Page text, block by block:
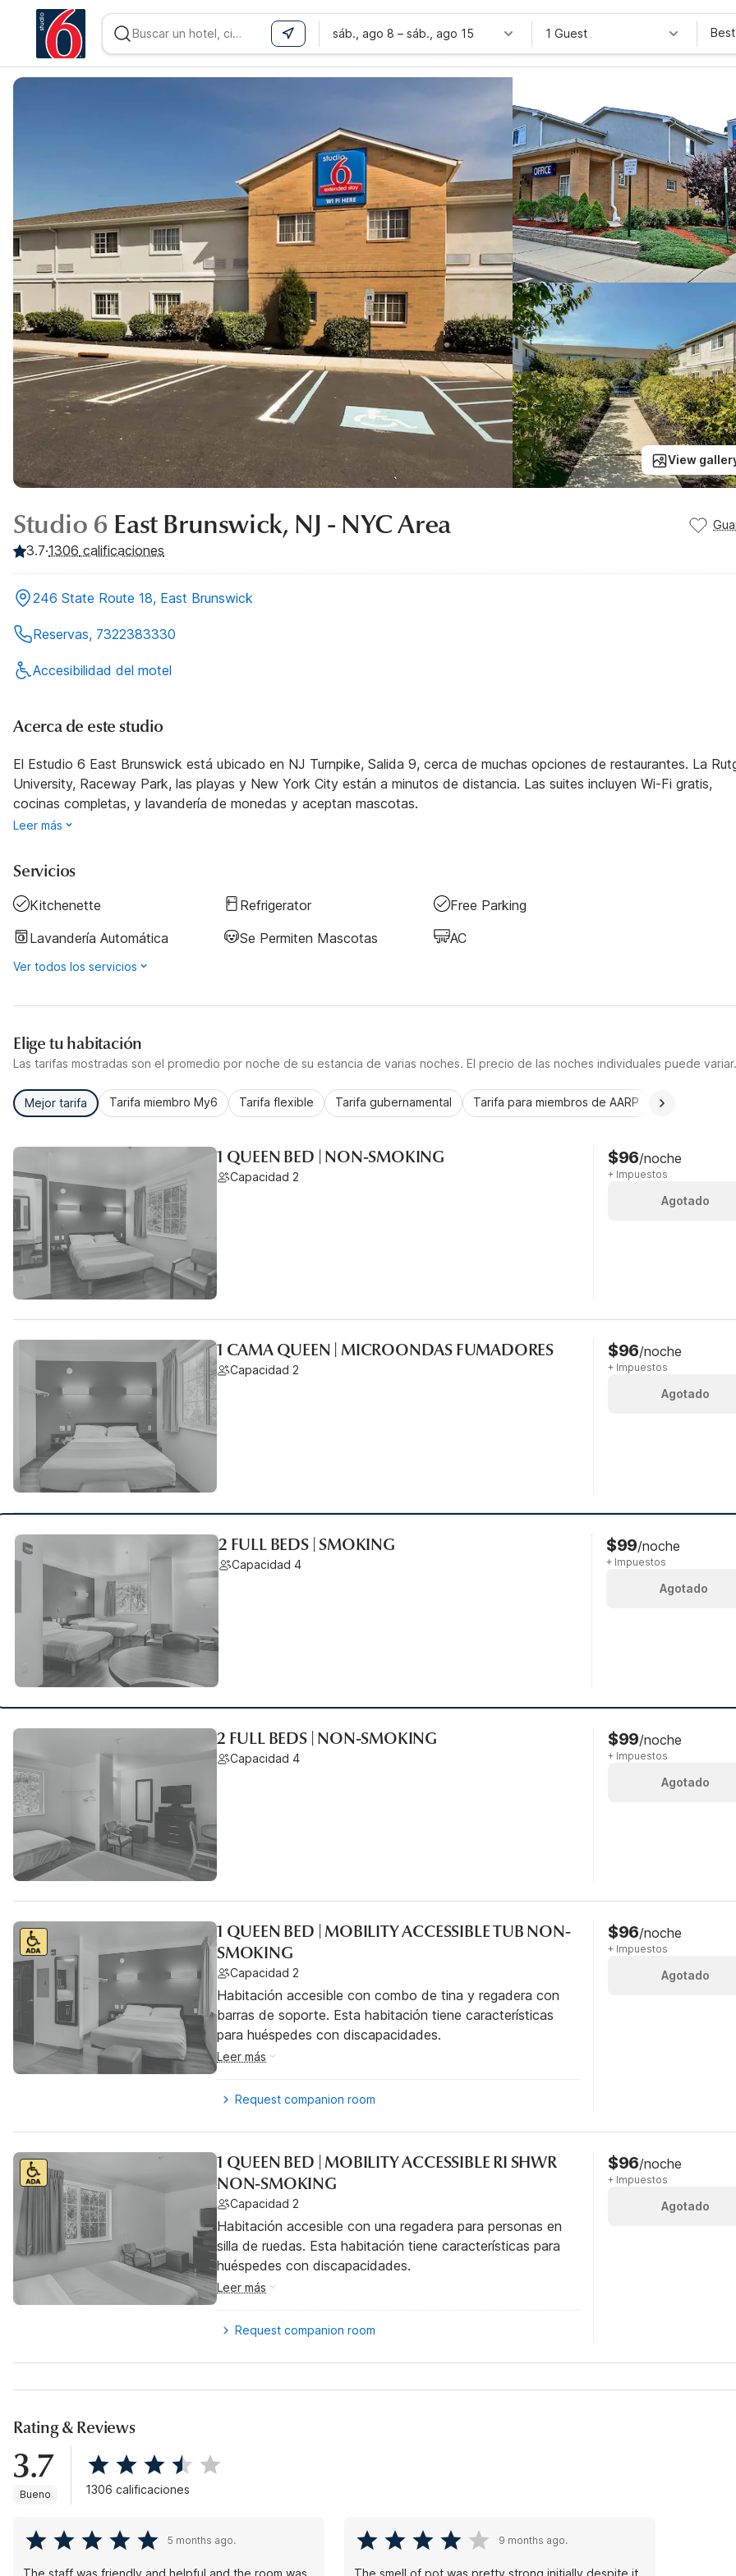
sáb., ago 8 – sáb., ago 15 1 Guest
View
Studio 6 East Brunswick, NJ - NYC Area
3.7·1306 calificaciones
246 State Route 18, East Brunswick
Reservas, 7322383330
Accesibilidad del motel
Acerca de este studio
El Estudio 6 East Brunswick está ubicado en NJ Turnpike, Salida 9, cerca de muchas opciones de restaurantes. La
University, Raceway Park, las playas y New York City están a minutos de distancia. Las suites incluyen Wi-Fi gratis,
cocinas completas, y lavandería de monedas y aceptan mascotas.
Leer más
Servicios
Kitchenette Refrigerator
Free Parking
Lavandería Automática
Se Permiten Mascotas AC
Ver todos los servicios
Elige tu habitación
Las tarifas mostradas son el promedio por noche de su estancia de varias noches. El precio de las noches individuales puede variar.
Mejor tarifa Tarifa miembro My6 Tarifa flexible Tarifa gubernamental Tarifa para miembros de AARP
1 QUEEN BED | NON-SMOKING
Capacidad 2
$96/noche
+ Impuestos
Agotado
1 CAMA QUEEN | MICROONDAS FUMADORES
Capacidad 2
$96/noche
+ Impuestos
Agotado
2 FULL BEDS | SMOKING
Capacidad 4
$99/noche
+ Impuestos
Agotado
2 FULL BEDS | NON-SMOKING
Capacidad 4
$99/noche
+ Impuestos
Agotado
1 QUEEN BED | MOBILITY ACCESSIBLE TUB NON-
SMOKING
Capacidad 2
Habitación accesible con combo de tina y regadera con
barras de soporte. Esta habitación tiene características
para huéspedes con discapacidades.
Leer más
Request companion room
$96/noche
+ Impuestos
Agotado
1 QUEEN BED | MOBILITY ACCESSIBLE RI SHWR
NON-SMOKING
Capacidad 2
Habitación accesible con una regadera para personas en
silla de ruedas. Esta habitación tiene características para
huéspedes con discapacidades.
Leer más
Request companion room
$96/noche
+ Impuestos
Agotado
Rating & Reviews
3.7
Bueno 1306 calificaciones
5 months ago.
The staff was friendly and helpful and the room was
9 months ago.
The smell of pot was pretty strong initially despite it